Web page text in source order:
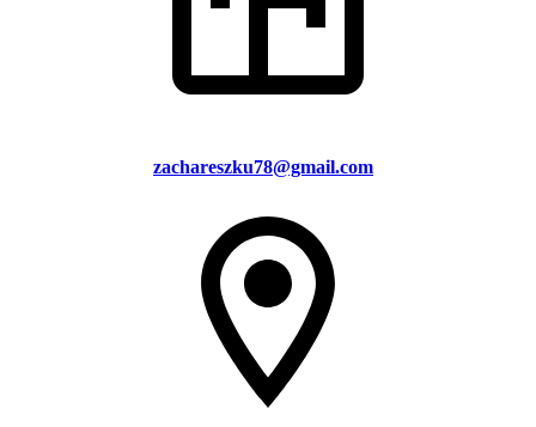
zachareszku78@gmail.com